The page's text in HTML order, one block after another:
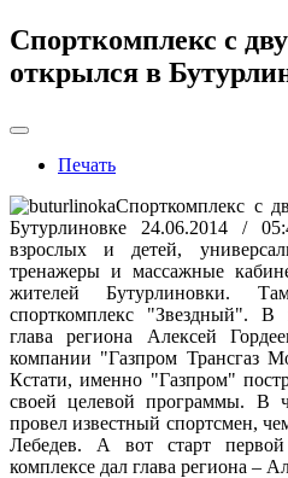
Спорткомплекс с
открылся в
Печать
Спорткомплекс с
Бутурлиновке 24.06.2014 /
взрослых и детей,
тренажеры и массажные
жителей Бутурлиновки.
спорткомплекс "Звездный". В
глава региона Алексей
компании "Газпром Трансгаз
Кстати, именно "Газпром"
своей целевой программы. В
провел известный спортсмен,
Лебедев. А вот старт
комплексе дал глава региона –